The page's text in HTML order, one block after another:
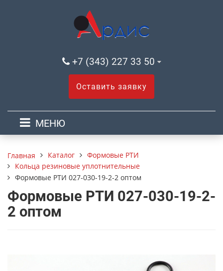
+7 (343) 227 33 50
Оставить заявку
МЕНЮ
Главная Каталог
Формовые РТИ
Кольца резиновые уплотнительные
Формовые РТИ 027-030-19-2-2 оптом
Формовые РТИ 027-030-19-2-
2 оптом